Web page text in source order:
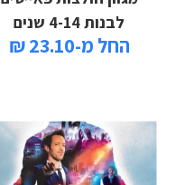
לבנות 4-14 שנים
החל מ-23.10 ₪